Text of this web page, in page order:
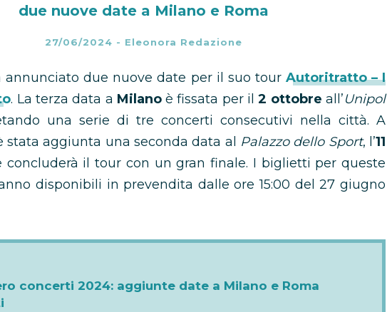
due nuove date a Milano e Roma
27/06/2024 - Eleonora Redazione
annunciato due nuove date per il suo tour Autoritratto – I
. La terza data a Milanoè fissata per il2 ottobre all’Unipol
una serie di tre concerti consecutivi nella città. A
stata aggiunta una seconda data al Palazzo dello Sport, l’11
concluderà il tour con un gran finale. I biglietti per queste
disponibili in prevendita dalle ore 15:00 del 27 giugno
concerti 2024: aggiunte date a Milano e Roma